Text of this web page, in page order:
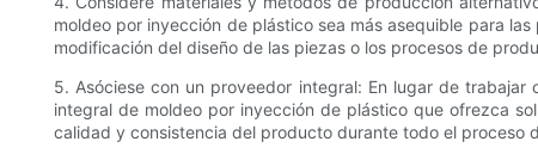
moldeo por inyección de plástico sea más asequible para
modificación del diseño de las piezas o los procesos de
5. Asóciese con un proveedor integral: En lugar de
integral de moldeo por inyección de plástico que ofrezca
calidad y consistencia del producto durante todo el proceso